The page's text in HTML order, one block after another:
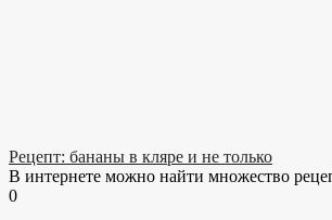
Рецепт: бананы в кляре и не только
В интернете можно найти множество
0